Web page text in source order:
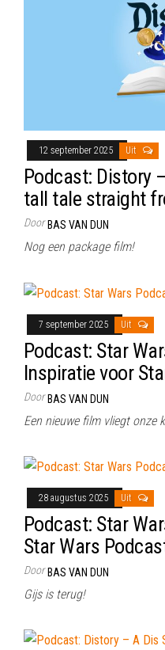
12 september 2025 Uit
Podcast: Distory
tall tale straight
Door BAS VAN DUN
Nog een package film!
7 september 2025 Uit
Podcast: Star
Inspiratie voor
Door BAS VAN DUN
Een nieuwe film vliegt onze
28 augustus 2025 Uit
Podcast: Star
Star Wars
Door BAS VAN DUN
Gijs is terug!